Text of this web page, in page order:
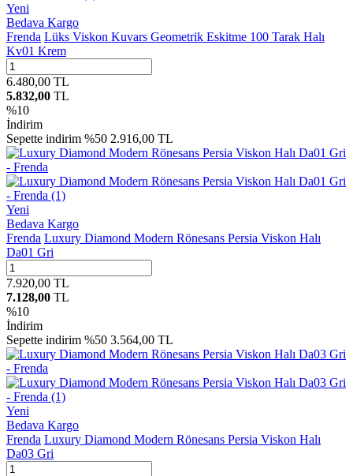
Yeni
Bedava Kargo
Frenda Lüks Viskon Kuvars Geometrik Eskitme 100 Tarak Halı
Kv01 Krem
6.480,00 TL
5.832,00 TL
%10
İndirim
Sepette indirim %50 2.916,00 TL
Yeni
Bedava Kargo
Frenda Luxury Diamond Modern Rönesans Persia Viskon Halı
Da01 Gri
7.920,00 TL
7.128,00 TL
%10
İndirim
Sepette indirim %50 3.564,00 TL
Yeni
Bedava Kargo
Frenda Luxury Diamond Modern Rönesans Persia Viskon Halı
Da03 Gri